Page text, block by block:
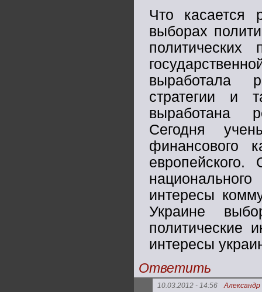
Что касается
выборах
выработала
стратегии и
выработана
Сегодня
финансового
интересы
Украине
политические
интересы
Ответить
10.03.2012 - 14:56